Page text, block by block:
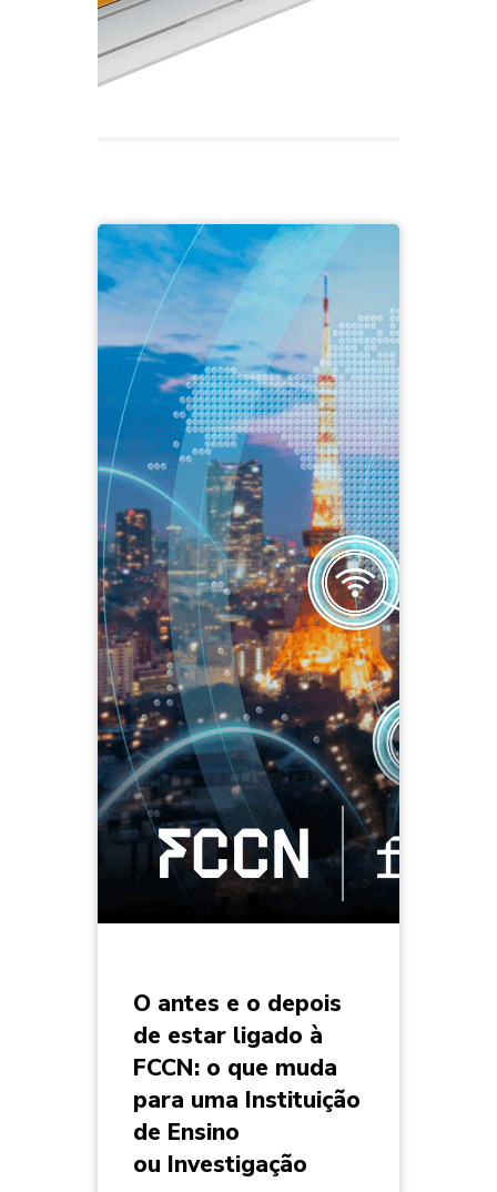
O antes e o depois
de estar ligado à
FCCN: o que muda
para uma Instituição
de Ensino
ou Investigação